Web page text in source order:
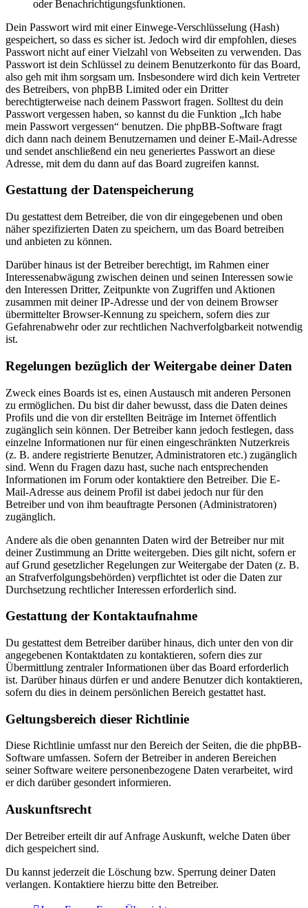
oder Benachrichtigungsfunktionen.
Dein Passwort wird mit einer Einwege-Verschlüsselung (Hash)
gespeichert, so dass es sicher ist. Jedoch wird dir empfohlen, dieses
Passwort nicht auf einer Vielzahl von Webseiten zu verwenden. Das
Passwort ist dein Schlüssel zu deinem Benutzerkonto für das Board,
also geh mit ihm sorgsam um. Insbesondere wird dich kein Vertreter
des Betreibers, von phpBB Limited oder ein Dritter
berechtigterweise nach deinem Passwort fragen. Solltest du dein
Passwort vergessen haben, so kannst du die Funktion „Ich habe
mein Passwort vergessen“ benutzen. Die phpBB-Software fragt
dich dann nach deinem Benutzernamen und deiner E-Mail-Adresse
und sendet anschließend ein neu generiertes Passwort an diese
Adresse, mit dem du dann auf das Board zugreifen kannst.
Gestattung der Datenspeicherung
Du gestattest dem Betreiber, die von dir eingegebenen und oben
näher spezifizierten Daten zu speichern, um das Board betreiben
und anbieten zu können.
Darüber hinaus ist der Betreiber berechtigt, im Rahmen einer
Interessenabwägung zwischen deinen und seinen Interessen sowie
den Interessen Dritter, Zeitpunkte von Zugriffen und Aktionen
zusammen mit deiner IP-Adresse und der von deinem Browser
übermittelter Browser-Kennung zu speichern, sofern dies zur
Gefahrenabwehr oder zur rechtlichen Nachverfolgbarkeit notwendig
ist.
Regelungen bezüglich der Weitergabe deiner Daten
Zweck eines Boards ist es, einen Austausch mit anderen Personen
zu ermöglichen. Du bist dir daher bewusst, dass die Daten deines
Profils und die von dir erstellten Beiträge im Internet öffentlich
zugänglich sein können. Der Betreiber kann jedoch festlegen, dass
einzelne Informationen nur für einen eingeschränkten Nutzerkreis
(z. B. andere registrierte Benutzer, Administratoren etc.) zugänglich
sind. Wenn du Fragen dazu hast, suche nach entsprechenden
Informationen im Forum oder kontaktiere den Betreiber. Die E-
Mail-Adresse aus deinem Profil ist dabei jedoch nur für den
Betreiber und von ihm beauftragte Personen (Administratoren)
zugänglich.
Andere als die oben genannten Daten wird der Betreiber nur mit
deiner Zustimmung an Dritte weitergeben. Dies gilt nicht, sofern er
auf Grund gesetzlicher Regelungen zur Weitergabe der Daten (z. B.
an Strafverfolgungsbehörden) verpflichtet ist oder die Daten zur
Durchsetzung rechtlicher Interessen erforderlich sind.
Gestattung der Kontaktaufnahme
Du gestattest dem Betreiber darüber hinaus, dich unter den von dir
angegebenen Kontaktdaten zu kontaktieren, sofern dies zur
Übermittlung zentraler Informationen über das Board erforderlich
ist. Darüber hinaus dürfen er und andere Benutzer dich kontaktieren,
sofern du dies in deinem persönlichen Bereich gestattet hast.
Geltungsbereich dieser Richtlinie
Diese Richtlinie umfasst nur den Bereich der Seiten, die die phpBB-
Software umfassen. Sofern der Betreiber in anderen Bereichen
seiner Software weitere personenbezogene Daten verarbeitet, wird
er dich darüber gesondert informieren.
Auskunftsrecht
Der Betreiber erteilt dir auf Anfrage Auskunft, welche Daten über
dich gespeichert sind.
Du kannst jederzeit die Löschung bzw. Sperrung deiner Daten
verlangen. Kontaktiere hierzu bitte den Betreiber.